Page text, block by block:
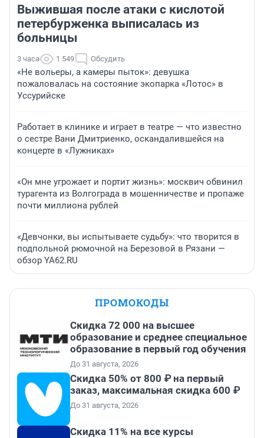
Выжившая после атаки с кислотой
петербурженка выписалась из
больницы
3 часа 1 549 Обсудить
«Не вольеры, а камеры пыток»: девушка
пожаловалась на состояние экопарка «Лотос» в
Уссурийске
Работает в клинике и играет в театре — что известно
о сестре Вани Дмитриенко, оскандалившейся на
концерте в «Лужниках»
«Он мне угрожает и портит жизнь»: москвич обвинил
турагента из Волгограда в мошенничестве и пропаже
почти миллиона рублей
«Девчонки, вы испытываете судьбу»: что творится в
подпольной рюмочной на Березовой в Рязани —
обзор YA62.RU
ПРОМОКОДЫ
Скидка 72 000 на высшее
образование и среднее специальное
образование в первый год обучения
До 31 августа, 2026
Скидка 50% от 800 ₽ на первый
заказ, максимальная скидка 600 ₽
До 31 августа, 2026
Скидка 11% на все курсы